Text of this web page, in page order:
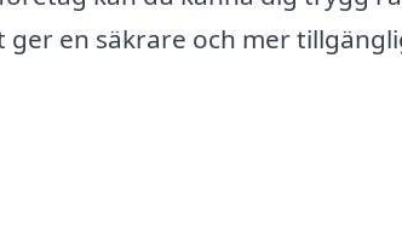
en säkrare och mer